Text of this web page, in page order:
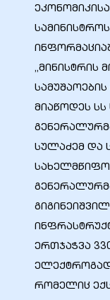
„მინისტრის
მიაწოდეს სს
სულაძემ და
სახელმწიფო
ერთჯაჭვა
რომელიც